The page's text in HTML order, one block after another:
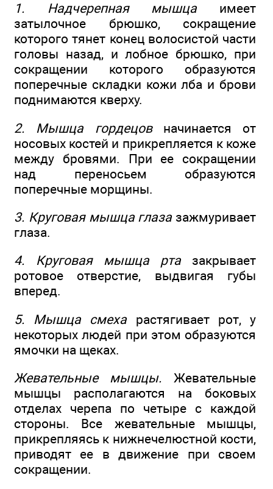
1. Надчерепная мышца имеет
затылочное брюшко, сокращение
которого тянет конец волосистой части
головы назад, и лобное брюшко, при
сокращении которого образуются
поперечные складки кожи лба и брови
поднимаются кверху.
2. Мышца гордецовначинается от
носовых костей и прикрепляется к коже
между бровями. При ее сокращении
над переносьем образуются
поперечные морщины.
3. Круговая мышца глаза зажмуривает
глаза.
4. Круговая мышца рта закрывает
ротовое отверстие, выдвигая губы
вперед.
5. Мышца смеха растягивает рот, у
некоторых людей при этом образуются
ямочки на щеках.
Жевательные мышцы. Жевательные
мышцы располагаются на боковых
отделах черепа по четыре с каждой
стороны. Все жевательные мышцы,
прикрепляясь к нижнечелюстной кости,
приводят ее в движение при своем
сокращении.